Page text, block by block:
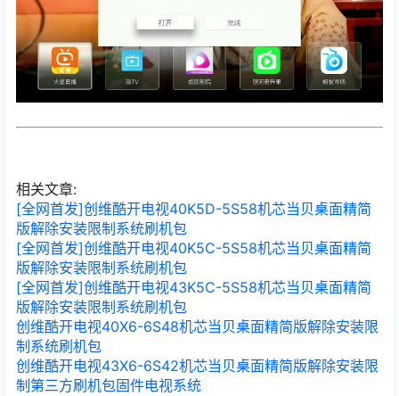
相关文章:
[全网首发]创维酷开电视40K5D-5S58机芯当贝桌面精简
版解除安装限制系统刷机包
[全网首发]创维酷开电视40K5C-5S58机芯当贝桌面精简
版解除安装限制系统刷机包
[全网首发]创维酷开电视43K5C-5S58机芯当贝桌面精简
版解除安装限制系统刷机包
创维酷开电视40X6-6S48机芯当贝桌面精简版解除安装限
制系统刷机包
创维酷开电视43X6-6S42机芯当贝桌面精简版解除安装限
制第三方刷机包固件电视系统